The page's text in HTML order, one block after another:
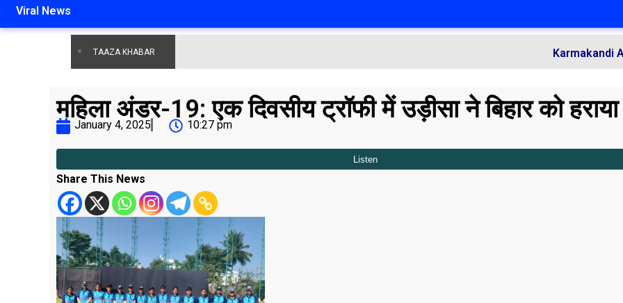
Viral News
TAAZA KHABAR Karmakandi Acharya
महिला अंडर-19: एक दिवसीय ट्रॉफी में उड़ीसा ने बिहार को
January 4, 2025 10:27 pm
Share This News